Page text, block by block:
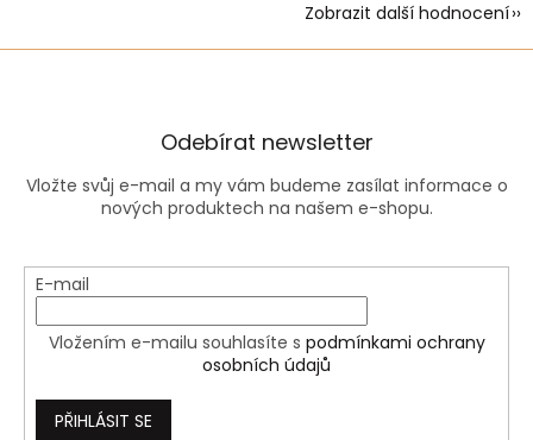
Zobrazit další hodnocení
Odebírat newsletter
Vložte svůj e-mail a my vám budeme zasílat informace o
nových produktech na našem e-shopu.
E-mail
Vložením e-mailu souhlasíte s podmínkami ochrany
osobních údajů
PŘIHLÁSIT SE